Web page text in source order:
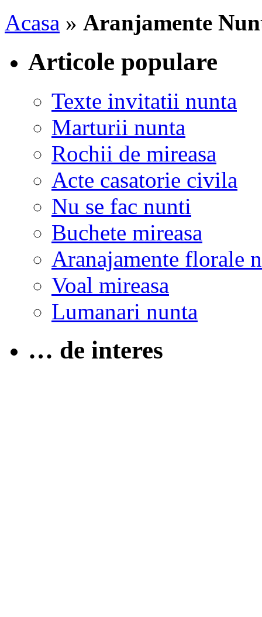
Acasa » Aranjamente
Articole populare
Texte invitatii nunta
Marturii nunta
Rochii de mireasa
Acte casatorie civila
Nu se fac nunti
Buchete mireasa
Aranajamente florale
Voal mireasa
Lumanari nunta
… de interes